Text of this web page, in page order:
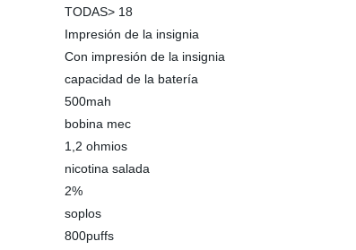
TODAS> 18
Impresión de la insignia
Con impresión de la insignia
capacidad de la batería
500mah
bobina mec
1,2 ohmios
nicotina salada
2%
soplos
800puffs